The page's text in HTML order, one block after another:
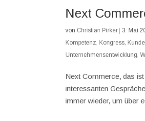
Next
von Christian Pirker |3. Mai
Kompetenz, Kongress,
Unternehmensentwicklung,
Next Commerce, das
interessanten
immer wieder, um über